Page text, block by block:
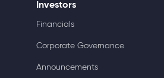
Investors
Financials
Corporate Governance
Announcements